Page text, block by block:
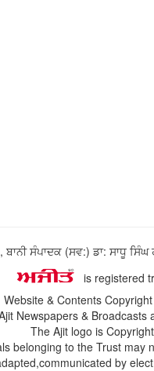
ਬਾਨੀ ਸੰਪਾਦਕ (ਸਵ:) ਡਾ: ਸਾਧੂ
is registered
Website & Contents
Newspapers &
The Ajit logo is
belonging to the Trust
by